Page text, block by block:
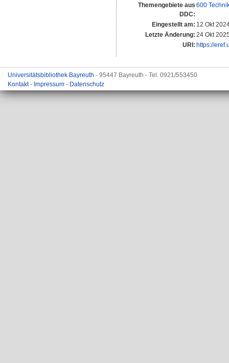
Themengebiete aus
DDC:
600
Eingestellt am: 12 Okt
Letzte Änderung: 24 Okt
URI: https://
Universitätsbibliothek Bayreuth - 95447 Bayreuth - Tel. 0921/553450
Kontakt- Impressum - Datenschutz